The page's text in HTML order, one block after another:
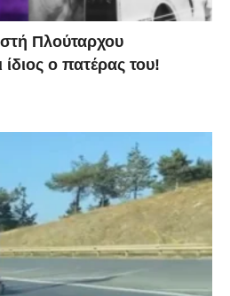
Πλούταρχου
ίδιος ο πατέρας του!